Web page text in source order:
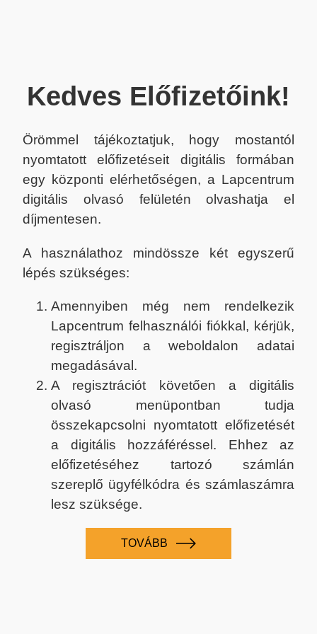
Kedves Előfizetőink!
Örömmel tájékoztatjuk, hogy mostantól
nyomtatott előfizetéseit digitális formában
egy központi elérhetőségen, a Lapcentrum
digitális olvasó felületén olvashatja el
díjmentesen.
A használathoz mindössze két egyszerű
lépés szükséges:
Amennyiben még nem rendelkezik
Lapcentrum felhasználói fiókkal, kérjük,
regisztráljon a weboldalon adatai
megadásával.
A regisztrációt követően a digitális
olvasó menüpontban tudja
összekapcsolni nyomtatott előfizetését
a digitális hozzáféréssel. Ehhez az
előfizetéséhez tartozó számlán
szereplő ügyfélkódra és számlaszámra
lesz szüksége.
TOVÁBB